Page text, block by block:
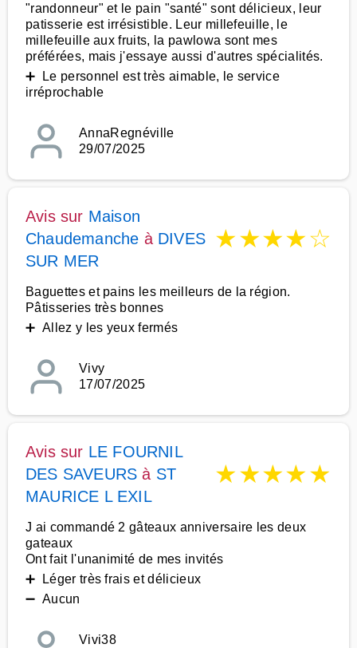
"randonneur" et le pain "santé" sont délicieux, leur
patisserie est irrésistible. Leur millefeuille, le
millefeuille aux fruits, la pawlowa sont mes
préférées, mais j'essaye aussi d'autres spécialités.
➕ Le personnel est très aimable, le service
irréprochable
AnnaRegnéville
29/07/2025
Avis sur Maison
Chaudemanche à DIVES
SUR MER
★★★★☆
Baguettes et pains les meilleurs de la région.
Pâtisseries très bonnes
➕ Allez y les yeux fermés
Vivy
17/07/2025
Avis sur LE FOURNIL
DES SAVEURS à ST
MAURICE L EXIL
★★★★★
J ai commandé 2 gâteaux anniversaire les deux
gateaux
Ont fait l'unanimité de mes invités
➕ Léger très frais et délicieux
➖ Aucun
Vivi38